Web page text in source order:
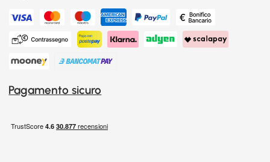
Pagamento sicuro